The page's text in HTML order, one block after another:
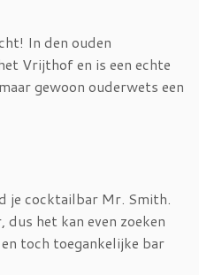
In den ouden
Vrijthof en is een echte
gewoon ouderwets een
je cocktailbar Mr. Smith.
het kan even zoeken
toch toegankelijke bar